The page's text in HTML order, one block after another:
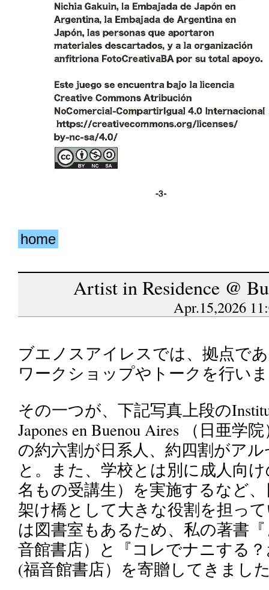
home
Artist in Residence @
Apr.15,2026
ブエノスアイレスでは、拠点で
ワークショップやトークを行い
その一つが、下記写真上段の
Japones en Buenou Aires （日亜学
の約六割が日系人、約四割がア
と。また、学校とは別に成人向
名もの受講生）を実施するなど
架け橋として大きな役割を担っ
は図書室もあるため、私の著書
音館書店）と『コレでナニする
(福音館書店）を寄贈してきまし